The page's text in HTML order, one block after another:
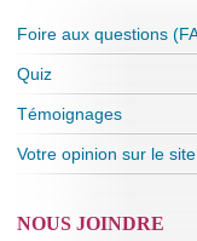
Foire aux questions
Quiz
Témoignages
Votre opinion sur le site
NOUS JOINDRE